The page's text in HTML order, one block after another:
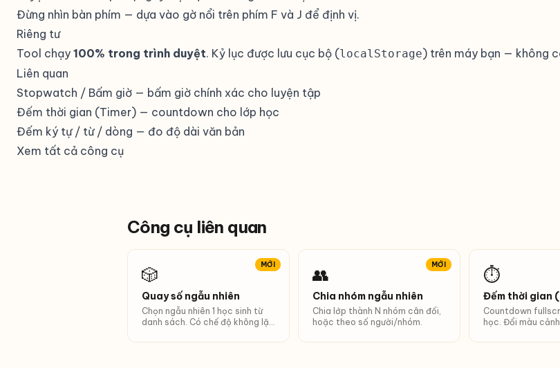
Đừng nhìn bàn phím — dựa vào gờ nổi trên phím F và J để định vị.
Riêng tư
Tool chạy 100% trong trình duyệt. Kỷ lục được lưu cục bộ (localStorage) trên máy bạn — không
Liên quan
Stopwatch / Bấm giờ — bấm giờ chính xác cho luyện tập
Đếm thời gian (Timer) — countdown cho lớp học
Đếm ký tự / từ / dòng — đo độ dài văn bản
Xem tất cả công cụ
Công cụ liên quan
MỚI
🎲
Quay số ngẫu nhiên
Chọn ngẫu nhiên 1 học sinh từ
danh sách. Có chế độ không lặp
MỚI
👥
Chia nhóm ngẫu nhiên
Chia lớp thành N nhóm cân đối,
hoặc theo số người/nhóm.
⏱
Đếm thời gian
Countdown
học. Đổi màu